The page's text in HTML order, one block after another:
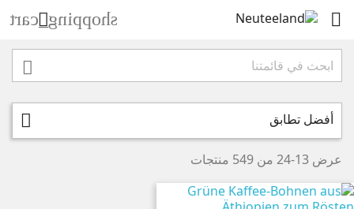

shopping_cart


أفضل تطابق 
عرض 13-24 من 549 منتجات